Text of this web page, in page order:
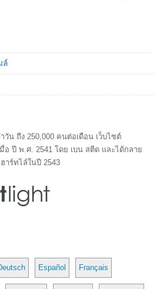
ล์
น ถึง 250,000 คนต่อเดือน เว็บไซต์
มื่อ ปี พ.ศ. 2541 โดย เบน สตีด และได้กลาย
าร์ทไล์ในปี 2543
Español Français